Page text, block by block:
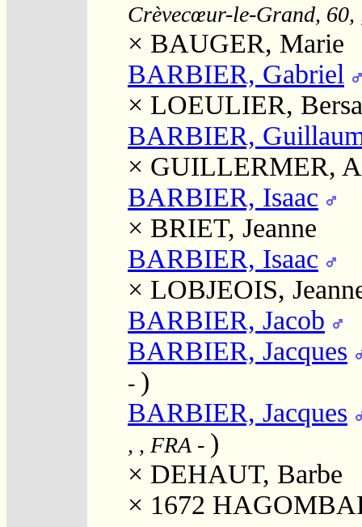
Crèvecœur-le-Grand, 60,
× BAUGER, Marie
BARBIER, Gabriel
× LOEULIER,
BARBIER,
× GUILLERMER,
BARBIER, Isaac
× BRIET, Jeanne
BARBIER, Isaac
× LOBJEOIS,
BARBIER, Jacob
BARBIER, Jacques
- )
BARBIER, Jacques
, , FRA - )
× DEHAUT, Barbe
× 1672